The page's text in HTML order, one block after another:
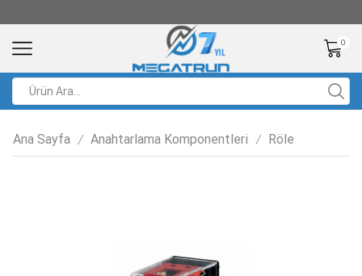
0
Ana Sayfa / Anahtarlama Komponentleri / Röle